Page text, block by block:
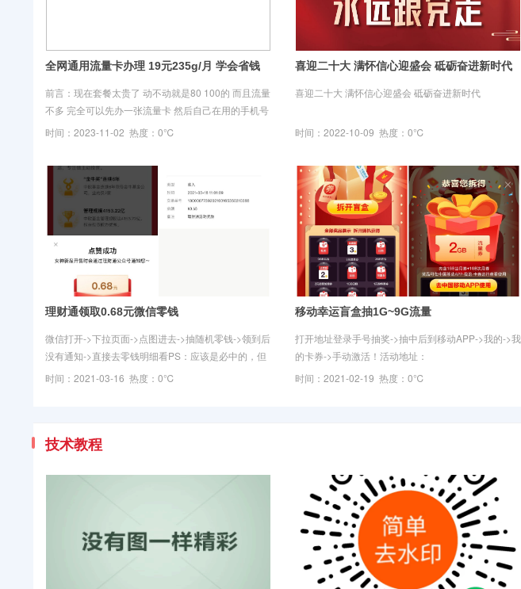
全网通用流量卡办理 19元235g/月 学会省钱
前言：现在套餐太贵了 动不动就是80 100的 而且流量
不多 完全可以先办一张流量卡 然后自己在用的手机号
改一个最低套餐 移动联通8元 电信5元 你打客服绝就
时间：2023-11-02 热度：0℃
喜迎二十大 满怀信心迎盛会 砥砺奋进新时代
喜迎二十大 满怀信心迎盛会 砥砺奋进新时代
时间：2022-10-09 热度：0℃
理财通领取0.68元微信零钱
微信打开->下拉页面->点图进去->抽随机零钱->领到后
没有通知->直接去零钱明细看PS：应该是必中的，但
是部分号不能参加不能点赞，换号试试！活动地址：
时间：2021-03-16 热度：0℃
移动幸运盲盒抽1G~9G流量
打开地址登录手号抽奖->抽中后到移动APP->我的->我
的卡券->手动激活！活动地址：
https://dev.coc.10086.cn/coc2/web-
时间：2021-02-19 热度：0℃
技术教程